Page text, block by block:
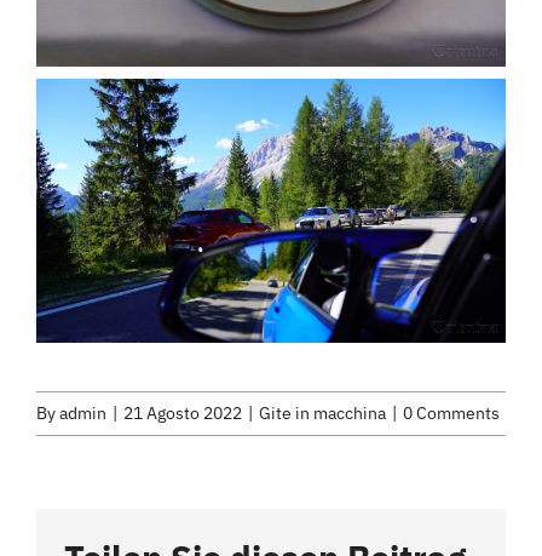
Byadmin | 21 Agosto 2022 | Gite in macchina | 0 Comments